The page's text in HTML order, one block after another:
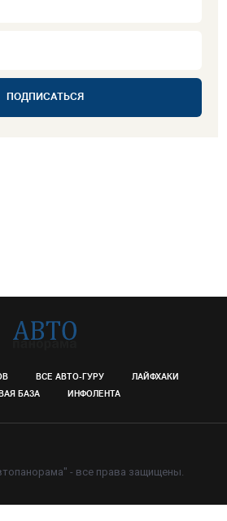
ПОДПИСАТЬСЯ
ВСЕ АВТО-ГУРУ
ЛАЙФХАКИ
БАЗА
ИНФОЛЕНТА
- все права защищены.